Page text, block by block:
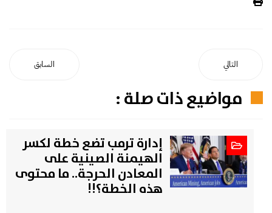
السابق التالي
مواضيع ذات صلة :
إدارة ترمب تضع خطة لكسر
الهيمنة الصينية على
المعادن الحرجة.. ما محتوى
هذه الخطة؟!!